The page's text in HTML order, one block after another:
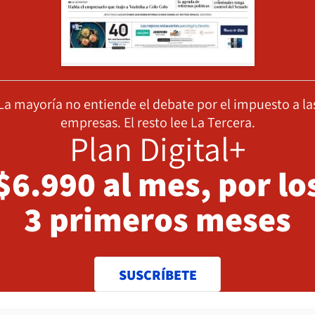
mayoría no entiende el debate por el impuesto a
empresas. El resto lee La Tercera.
Plan Digital+
al mes, por
3 primeros meses
SUSCRÍBETE